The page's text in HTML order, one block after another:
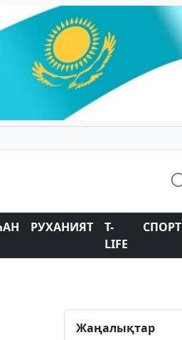
РУХАНИЯТ
T-
LIFE
СПОРТ
Жаңалықтар